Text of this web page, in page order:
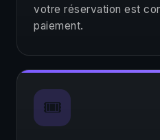
votre réservation est
paiement.
🎟️